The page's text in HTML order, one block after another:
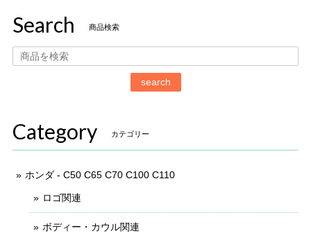
Search 商品検索
search
Category カテゴリー
ホンダ - C50 C65 C70 C100 C110
ロゴ関連
ボディー・カウル関連